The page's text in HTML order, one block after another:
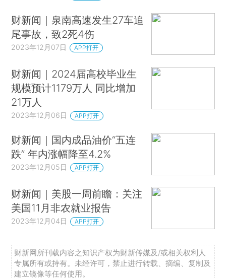
财新闻｜泉南高速发生27车追
尾事故，致2死4伤
2023年12月07日 APP打开
财新闻｜2024届高校毕业生
规模预计1179万人 同比增加
21万人
2023年12月06日 APP打开
财新闻｜国内成品油价“五连
跌” 年内涨幅降至4.2%
2023年12月05日 APP打开
财新闻｜美股一周前瞻：关注
美国11月非农就业报告
2023年12月04日 APP打开
财新网所刊载内容之知识产权为财新传媒及/或相关权利人
专属所有或持有。未经许可，禁止进行转载、摘编、复制及
建立镜像等任何使用。